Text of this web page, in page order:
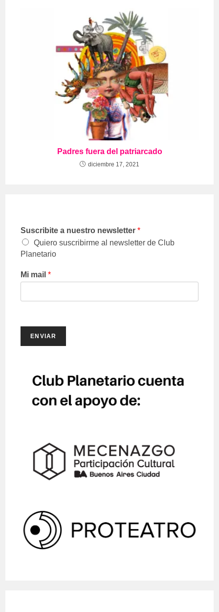
Padres fuera del patriarcado
diciembre 17, 2021
Suscribite a nuestro newsletter*
Quiero suscribirme al newsletter de Club
Planetario
Mi mail*
ENVIAR